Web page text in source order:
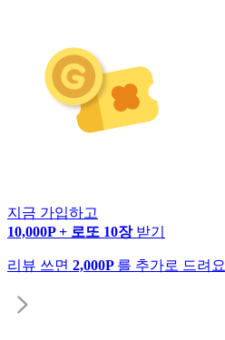
지금 가입하고
10,000P + 로또 10장 받기
리뷰 쓰면 2,000P 를 추가로 드려요